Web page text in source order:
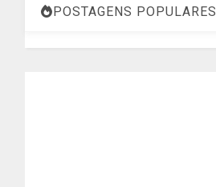
POSTAGENS POPULARES